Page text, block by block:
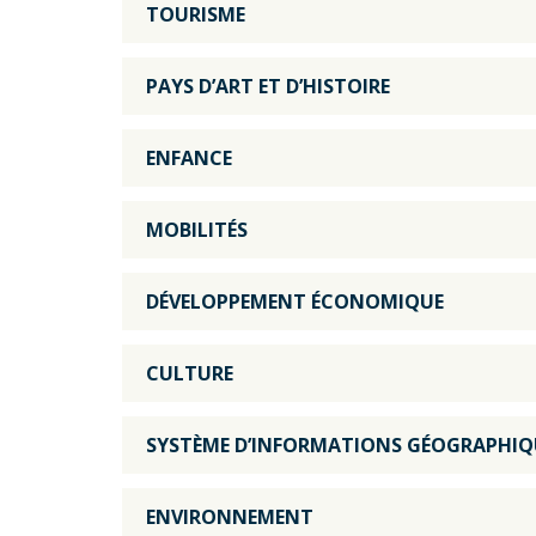
TOURISME
PAYS D’ART ET D’HISTOIRE
ENFANCE
MOBILITÉS
DÉVELOPPEMENT ÉCONOMIQUE
CULTURE
SYSTÈME D’INFORMATIONS
ENVIRONNEMENT